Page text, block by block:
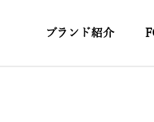
ブランド紹介